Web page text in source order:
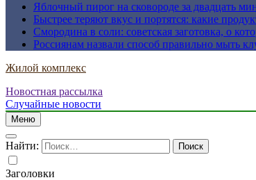
Яблочный пирог на сковороде за двадцать
Быстрее теряют вкус и портятся: какие
Смородина в соли: советская заготовка, о
Россиянам назвали способ правильно мыть
Жилой комплекс
Новостная рассылка
Случайные новости
Меню
Найти:
Заголовки